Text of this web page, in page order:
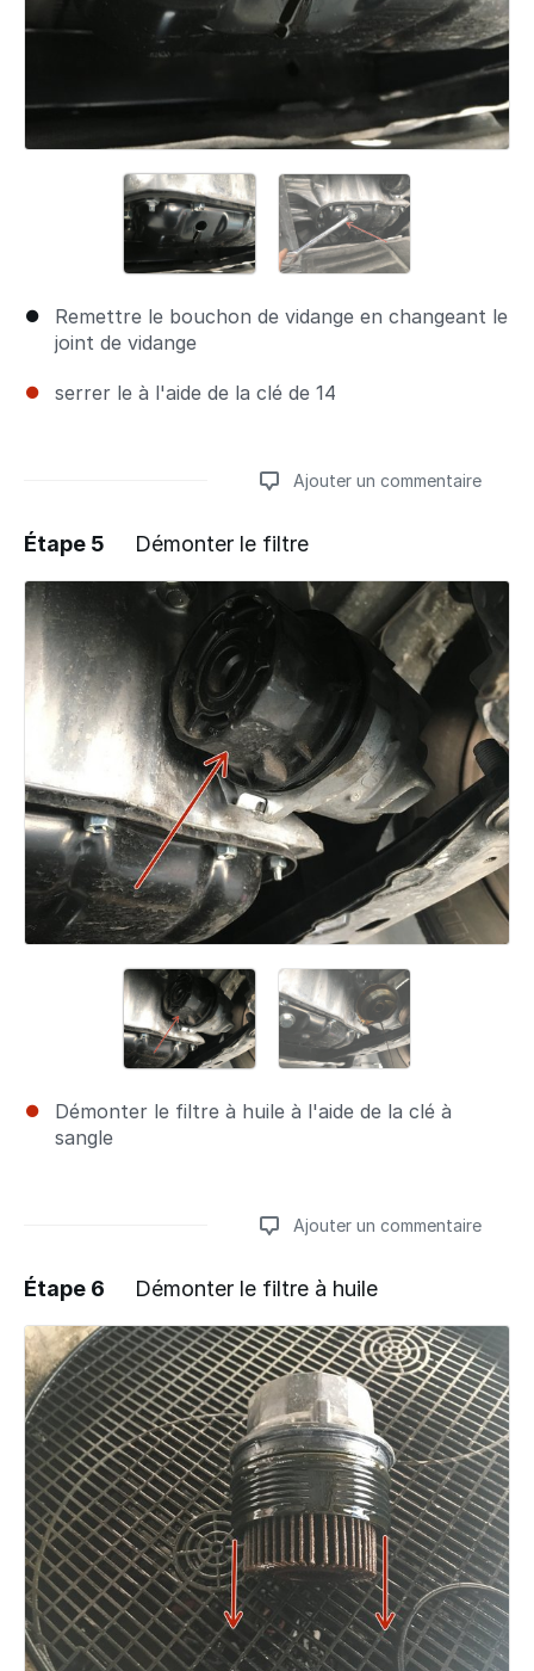
Remettre le bouchon de vidange en changeant le
joint de vidange
serrer le à l'aide de la clé de 14
Ajouter un commentaire
Ajouter un commentaire
Étape 5 Démonter le filtre
Démonter le filtre à huile à l'aide de la clé à
sangle
Ajouter un commentaire
Ajouter un commentaire
Étape 6 Démonter le filtre à huile